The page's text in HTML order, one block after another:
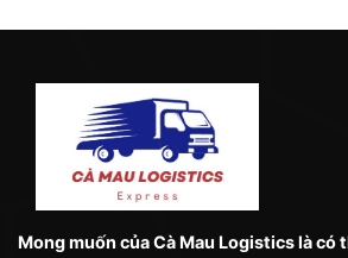
Mong muốn của Cà Mau Logistics là có